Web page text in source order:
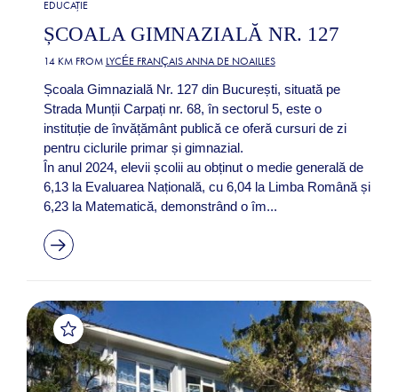
EDUCAȚIE
ȘCOALA GIMNAZIALĂ NR. 127
14 KM FROM LYCÉE FRANÇAIS ANNA DE NOAILLES
Școala Gimnazială Nr. 127 din București, situată pe
Strada Munții Carpați nr. 68, în sectorul 5, este o
instituție de învățământ publică ce oferă cursuri de zi
pentru ciclurile primar și gimnazial.
În anul 2024, elevii școlii au obținut o medie generală de
6,13 la Evaluarea Națională, cu 6,04 la Limba Română și
6,23 la Matematică, demonstrând o îm...